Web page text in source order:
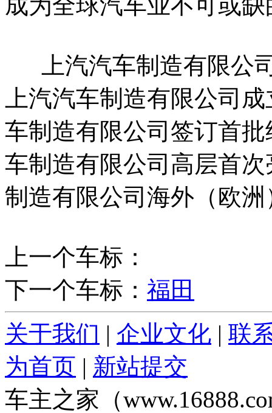
上汽汽车制造有限公
上汽汽车制造有限公
车制造有限公司签订首
车制造有限公司高层首
制造有限公司海外（欧
上一个车标：
下一个车标： 福田
关于我们 | 企业文化 | 联
为首页 | 新站提交
车主之家（